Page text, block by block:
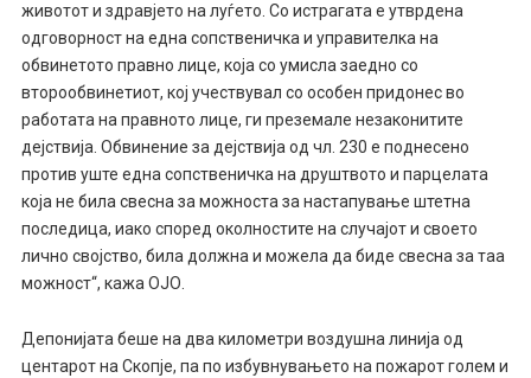
животот и здравјето на луѓето. Со истрагата е утврдена
одговорност на една сопственичка и управителка на
обвинетото правно лице, која со умисла заедно со
второобвинетиот, кој учествувал со особен придонес во
работата на правното лице, ги преземале незаконитите
дејствија. Обвинение за дејствија од чл. 230 е поднесено
против уште една сопственичка на друштвото и парцелата
која не била свесна за можноста за настапување штетна
последица, иако според околностите на случајот и своето
лично својство, била должна и можела да биде свесна за таа
можност“, кажа ОЈО.
Депонијата беше на два километри воздушна линија од
центарот на Скопје, па по избувнувањето на пожарот голем и